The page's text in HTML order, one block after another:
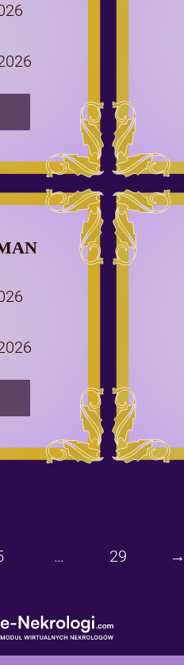
… 29 →